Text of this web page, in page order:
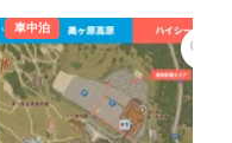
車中泊